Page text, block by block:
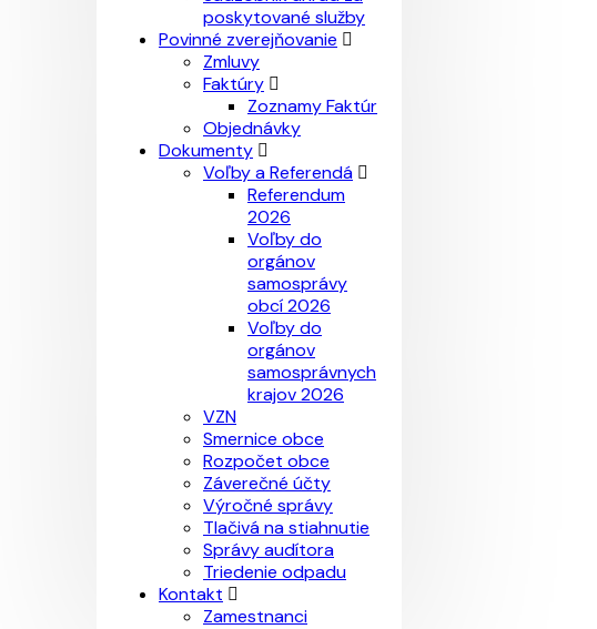
poskytované služby
Povinné zverejňovanie
Zmluvy
Faktúry
Zoznamy Faktúr
Objednávky
Dokumenty
Voľby a Referendá
Referendum
2026
Voľby do
orgánov
samosprávy
obcí 2026
Voľby do
orgánov
samosprávnych
krajov 2026
VZN
Smernice obce
Rozpočet obce
Záverečné účty
Výročné správy
Tlačivá na stiahnutie
Správy audítora
Triedenie odpadu
Kontakt
Zamestnanci